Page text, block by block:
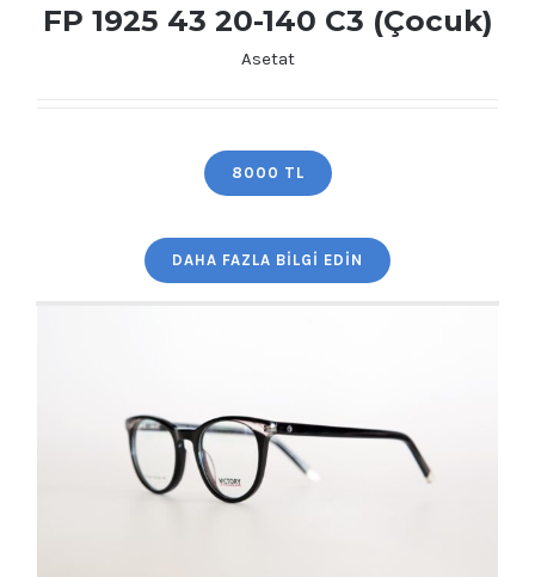
FP 1925 43 20-140 C3 (Çocuk)
FP 1925 43 20-140 C3 (Çocuk)
Asetat
8000 TL
DAHA FAZLA BILGI EDIN